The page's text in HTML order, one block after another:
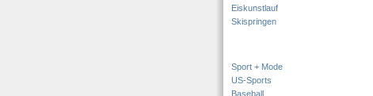
Eiskunstlauf
Skispringen
Sport + Mode
US-Sports
Baseball